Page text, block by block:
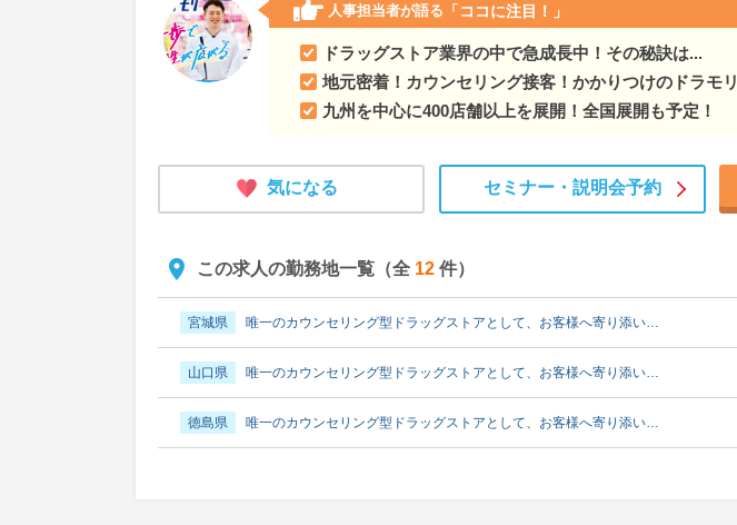
人事担当者が語る 「ココに注目！」
ドラッグストア業界の中で急成長中！その秘訣は...
地元密着！カウンセリング接客！かかりつけのドラモリ
九州を中心に400店舗以上を展開！全国展開も予定！
気になる セミナー・ 説明会予約
この求人の勤務地一覧（全 12 件）
宮城県 唯一のカウンセリング型ドラッグストアとして、お客様へ寄り添い…
山口県 唯一のカウンセリング型ドラッグストアとして、お客様へ寄り添い…
徳島県 唯一のカウンセリング型ドラッグストアとして、お客様へ寄り添い…